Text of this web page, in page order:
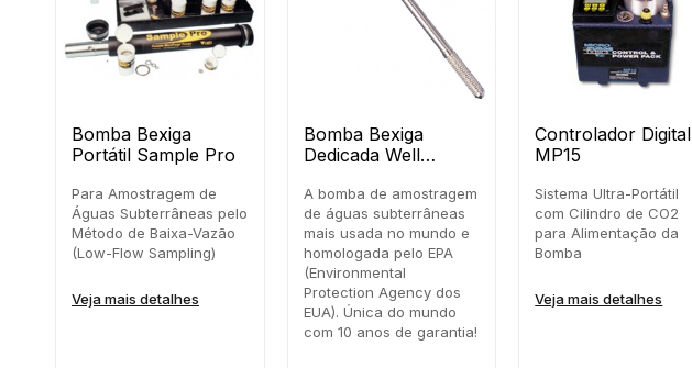
Bomba Bexiga
Portátil Sample Pro
Para Amostragem de
Águas Subterrâneas pelo
Método de Baixa-Vazão
(Low-Flow Sampling)
Veja mais detalhes
Bomba Bexiga
Dedicada Well
A bomba de amostragem
de águas subterrâneas
mais usada no mundo e
homologada pelo EPA
(Environmental
Protection Agency dos
EUA). Única do mundo
com 10 anos de garantia!
Controlador Digital
MP15
Sistema Ultra-Portátil
com Cilindro de CO2
para Alimentação da
Bomba
Veja mais detalhes